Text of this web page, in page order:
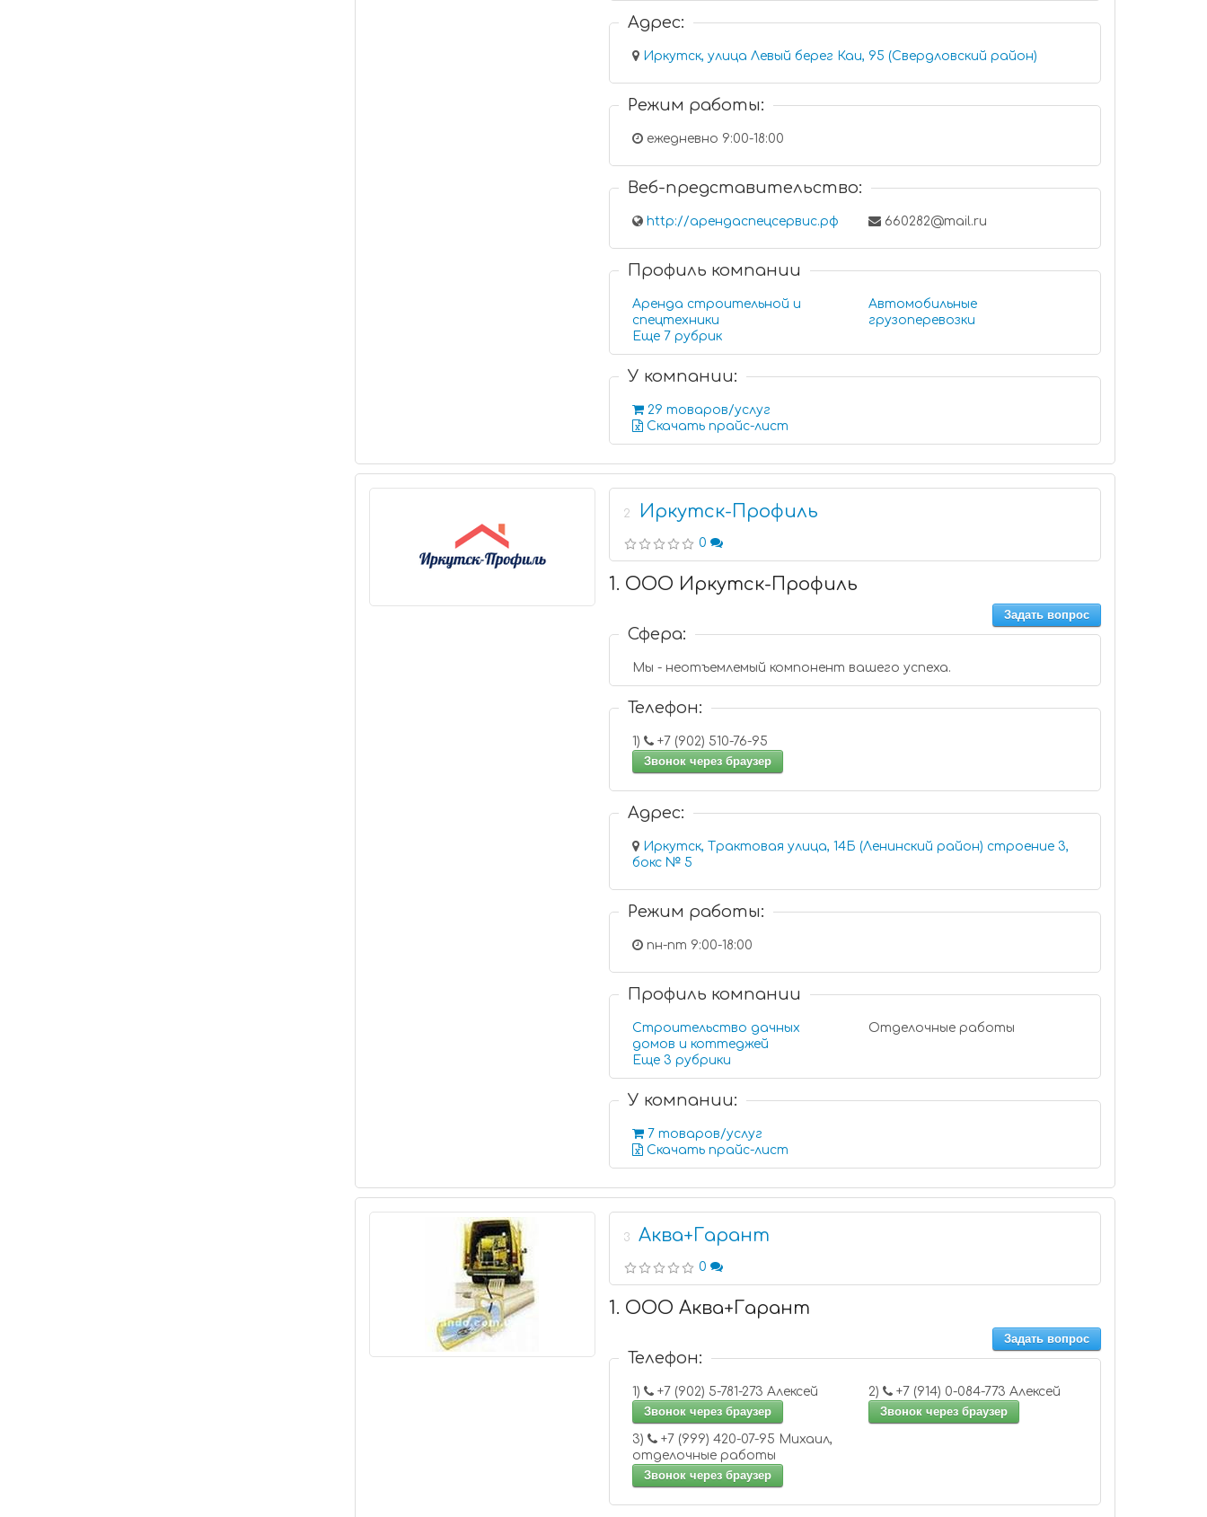
Адрес:
Иркутск, улица Левый берег Каи, 95 (Свердловский район)
Режим работы:
ежедневно 9:00-18:00
Веб-представительство:
http://арендаспецсервис.рф 660282@mail.ru
Профиль компании
Аренда строительной и
спецтехники
Автомобильные
грузоперевозки
Еще 7 рубрик
У компании:
29 товаров/услуг
Скачать прайс-лист
2 Иркутск-Профиль
0
1. ООО Иркутск-Профиль
Задать вопрос
Сфера:
Мы - неотъемлемый компонент вашего успеха.
Телефон:
1)
+7 (902) 510-76-95
Звонок через браузер
Адрес:
Иркутск, Трактовая улица, 14Б (Ленинский район) строение 3,
бокс № 5
Режим работы:
пн-пт 9:00-18:00
Профиль компании
Строительство дачных
домов и коттеджей
Отделочные работы
Еще 3 рубрики
У компании:
7 товаров/услуг
Скачать прайс-лист
3 Аква+Гарант
0
1. ООО Аква+Гарант
Задать вопрос
Телефон:
1)
+7 (902) 5-781-273 Алексей
Звонок через браузер
2)
+7 (914) 0-084-773 Алексей
Звонок через браузер
3)
+7 (999) 420-07-95 Михаил,
отделочные работы
Звонок через браузер